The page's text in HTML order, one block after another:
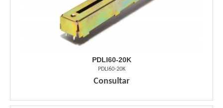
PDLI60-20K
PDLI60-20K
Consultar